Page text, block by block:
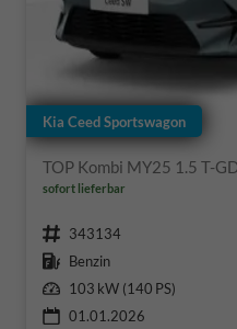
Kia Ceed Sportswagon
TOP Kombi MY25 1.5 T-
sofort lieferbar
Fahrzeugnr. 343134
Kraftstoff Benzin
Leistung 103 kW (140 PS)
01.01.2026